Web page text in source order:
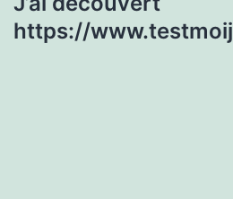
https://